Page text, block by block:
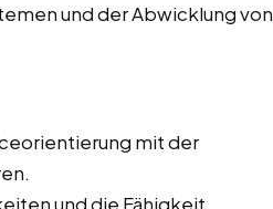
und der Abwicklung von
mit der
und die Fähigkeit,